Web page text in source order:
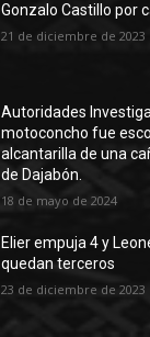
Gonzalo Castillo por
21 de diciembre de 2023
Autoridades
motoconcho fue
alcantarilla de una
de Dajabón.
18 de mayo de 2024
Elier empuja 4 y
quedan terceros
23 de diciembre de 2023